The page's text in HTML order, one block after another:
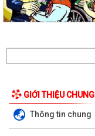
GIỚI THIỆU CHUNG
Thông tin chung